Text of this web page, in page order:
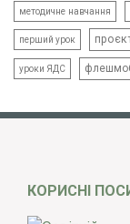
методичне навчання
перший урок
уроки ЯДС
КОРИСНІ